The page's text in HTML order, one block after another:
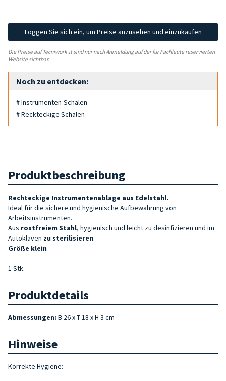
Loggen Sie sich ein, um Preise anzusehen und einzukaufen
Die Preise auf Tecniwork.it sind nur nach Anmeldung auf der für Fachleute reservierten
Website sichtbar.
Noch zu entdecken:
# Instrumenten-Schalen
# Reckteckige Schalen
Produktbeschreibung
Rechteckige Instrumentenablage aus Edelstahl.
Ideal für die sichere und hygienische Aufbewahrung von
Arbeitsinstrumenten.
Aus rostfreiem Stahl, hygienisch und leicht zu desinfizieren und im
Autoklaven zu sterilisieren.
Größe klein
1 Stk.
Produktdetails
Abmessungen: B 26 x T 18 x H 3 cm
Hinweise
Korrekte Hygiene: